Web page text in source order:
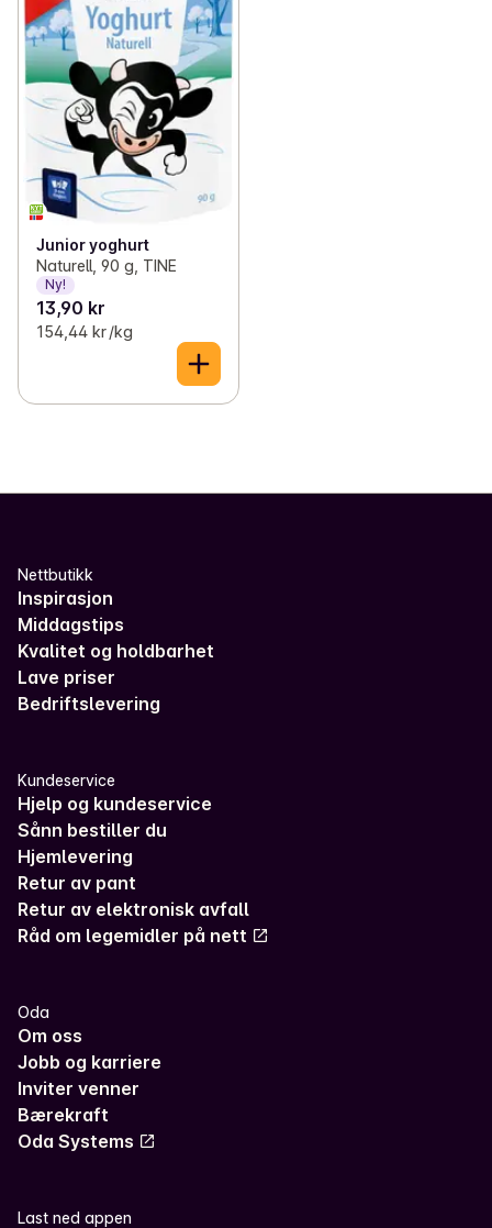
Junior yoghurt
Naturell, 90 g, TINE
Ny!
13,90 kr
154,44 kr /kg
Nettbutikk
Inspirasjon
Middagstips
Kvalitet og holdbarhet
Lave priser
Bedriftslevering
Kundeservice
Hjelp og kundeservice
Sånn bestiller du
Hjemlevering
Retur av pant
Retur av elektronisk avfall
Råd om legemidler på nett
Oda
Om oss
Jobb og karriere
Inviter venner
Bærekraft
Oda Systems
Last ned appen